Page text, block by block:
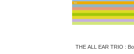
THE ALL EAR TRIO :